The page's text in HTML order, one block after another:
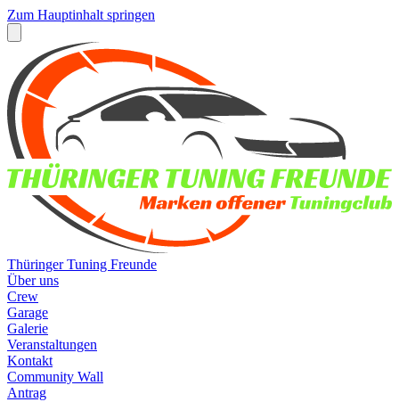
Zum Hauptinhalt springen
Thüringer Tuning Freunde
Über uns
Crew
Garage
Galerie
Veranstaltungen
Kontakt
Community Wall
Antrag